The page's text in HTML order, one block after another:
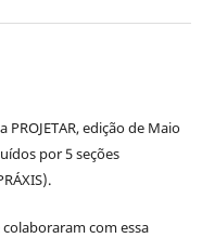
edição de Maio
por 5 seções
com essa